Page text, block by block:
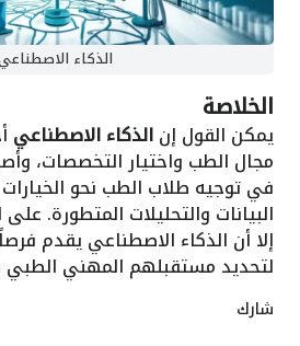
الذكاء
الخلاصة
يمكن القول إنالذكاء الاصطناعي
مجال الطب واختيار التخصصات،
في توجيه طلاب الطب نحو الخيارات
البيانات والتحليلات المتطورة.
إلا أن الذكاء الاصطناعي يقدم
لتحديد مستقبلهم المهني الطبي
شارك